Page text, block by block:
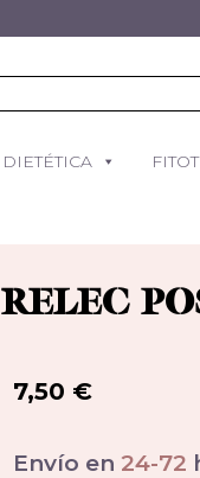
DIETÉTICA
RELEC
7,50 €
Envío en 24-72